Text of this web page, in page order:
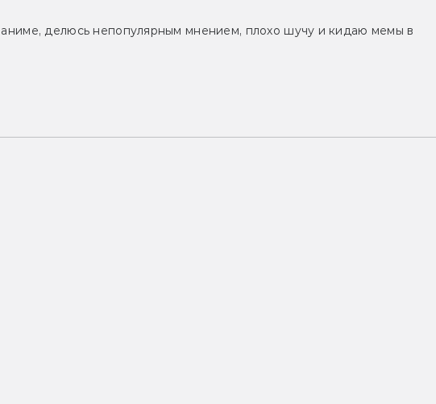
делюсь непопулярным мнением, плохо шучу и кидаю мемы в